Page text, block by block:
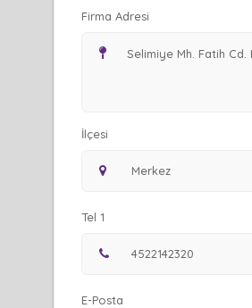
Firma Adresi
İlçesi
Tel 1
E-Posta